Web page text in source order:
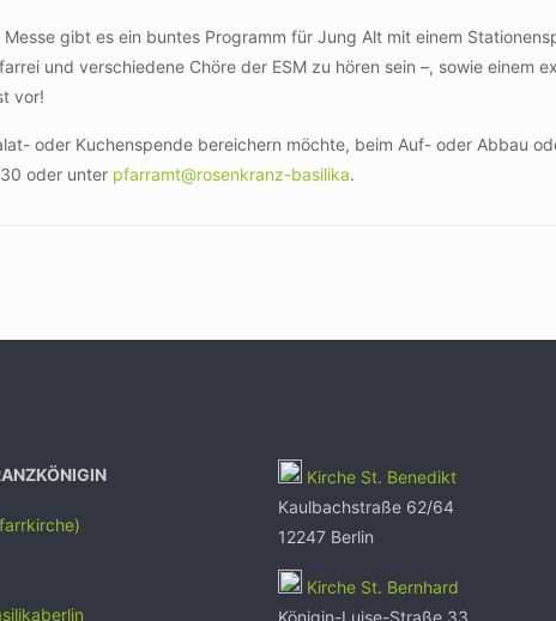
Messe gibt es ein buntes Programm für Jung Alt mit einem
und verschiedene Chöre der ESM zu hören sein –, sowie
vor!
oder Kuchenspende bereichern möchte, beim Auf- oder Abbau
oder unter pfarramt@rosenkranz-basilika.
Kirche St. Benedikt
Kaulbachstraße 62/64
12247 Berlin
Kirche St. Bernhard
Königin-Luise-Straße 33